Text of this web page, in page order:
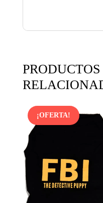
PRODUCTOS
¡OFERTA!